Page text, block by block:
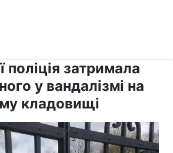
поліція затримала
у вандалізмі на
кладовищі